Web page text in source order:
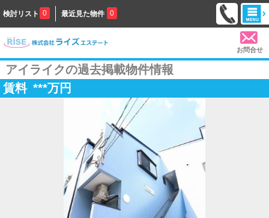
検討リスト 0 最近見た物件 0
お問合せ
アイライクの過去掲載物件情報
賃料 ***万円